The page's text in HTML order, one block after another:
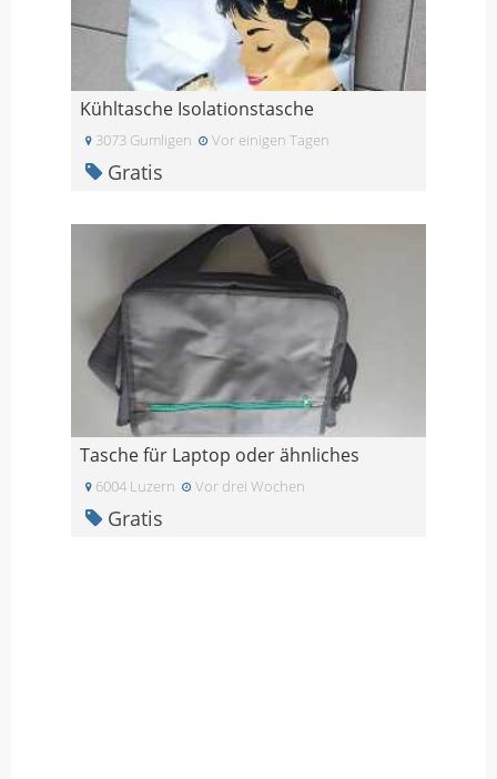
Kühltasche Isolationstasche
3073 Gumligen Vor einigen Tagen
Gratis
Tasche für Laptop oder ähnliches
6004 Luzern Vor drei Wochen
Gratis